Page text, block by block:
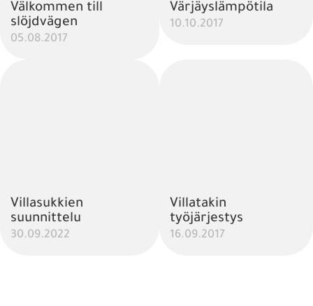
Välkommen till
slöjdvägen
05.08.2017
Värjäyslämpötila
10.10.2017
Villasukkien
suunnittelu
30.09.2022
Villatakin
työjärjestys
16.09.2017